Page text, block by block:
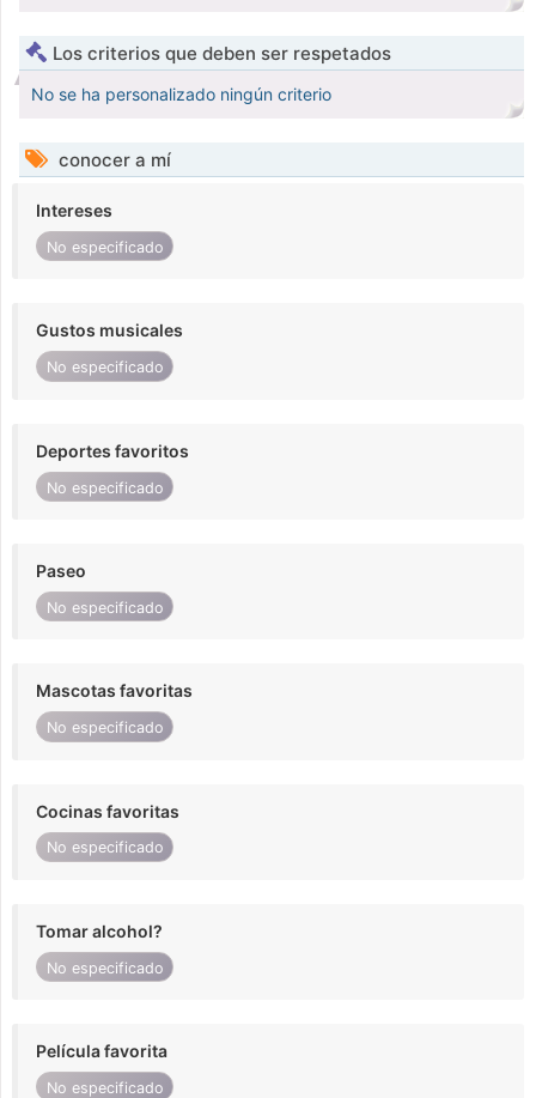
Los criterios que deben ser respetados
No se ha personalizado ningún criterio
conocer a mí
Intereses
No especificado
Gustos musicales
No especificado
Deportes favoritos
No especificado
Paseo
No especificado
Mascotas favoritas
No especificado
Cocinas favoritas
No especificado
Tomar alcohol?
No especificado
Película favorita
No especificado